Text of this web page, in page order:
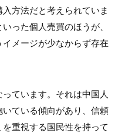
方法だと考えられていま
った個人売買のほうが、
メージが少なからず存在
ています。それは中国人
ている傾向があり、信頼
重視する国民性を持って